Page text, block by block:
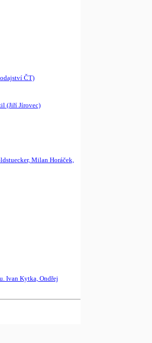
ČT)
(Jiří Jírovec)
Milan Horáček,
Ivan Kytka, Ondřej